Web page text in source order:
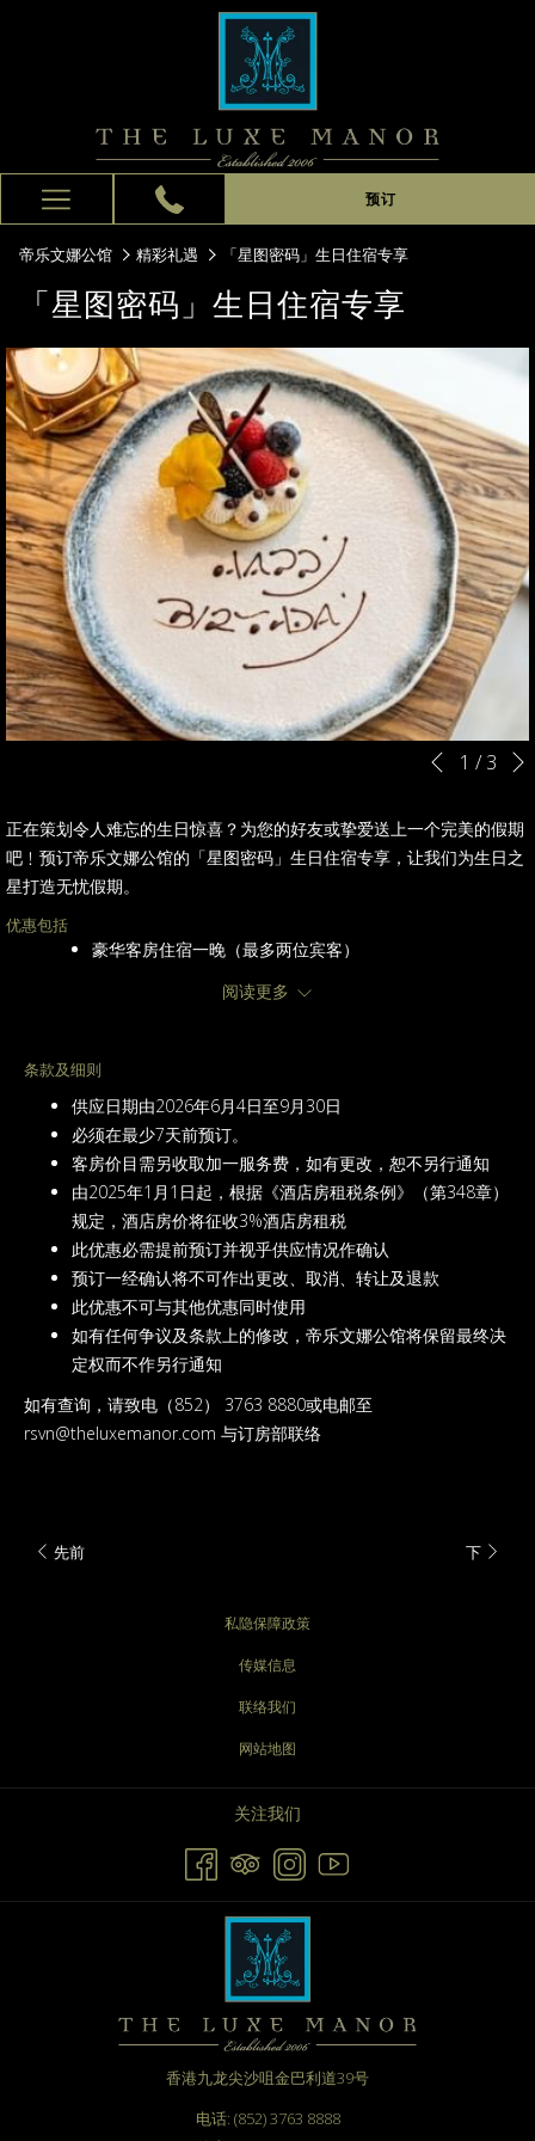
Hamburger
Menu
预订
帝乐文娜公馆 精彩礼遇 「星图密码」生日住宿专享
「星图密码」生日住宿专享
幻
片
放
映
点
以
下
链
先前 1 /3
正在策划令人难忘的生日惊喜？为您的好友或挚爱送上一个完美的假期
吧﹗预订帝乐文娜公馆的「星图密码」生日住宿专享，让我们为生日之
星打造无忧假期。
优惠包括
豪华客房住宿一晚（最多两位宾客）
45分供应），亲手调制所属星座鸡尾酒
于 FINDS 享用双人自助早餐
免费Wi-Fi 网路覆盖酒店所有范围及拨打本地电话
免费使用24小时健身室
免费享用客房内咖啡及茶冲泡设备
阅读更多
条款及细则
供应日期由2026年6月4日至9月30日
必须在最少7天前预订。
客房价目需另收取加一服务费，如有更改，恕不另行通知
由2025年1月1日起，根据《酒店房租税条例》（第348章）
规定，酒店房价将征收3%酒店房租税
此优惠必需提前预订并视乎供应情况作确认
预订一经确认将不可作出更改、取消、转让及退款
此优惠不可与其他优惠同时使用
如有任何争议及条款上的修改，帝乐文娜公馆将保留最终决
定权而不作另行通知
如有查询，请致电（852） 3763 8880或电邮至
rsvn@theluxemanor.com 与订房部联络
先前 下
私隐保障政策
传媒信息
联络我们
网站地图
关注我们
香港九龙尖沙咀金巴利道39号
电话: (852) 3763 8888